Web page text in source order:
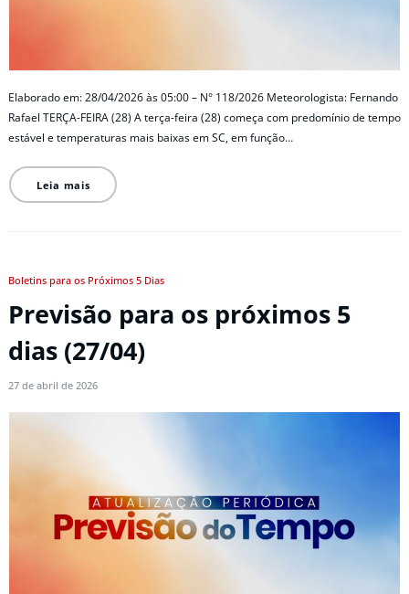
Elaborado em: 28/04/2026 às 05:00 – N° 118/2026 Meteorologista: Fernando
Rafael TERÇA-FEIRA (28) A terça-feira (28) começa com predomínio de tempo
estável e temperaturas mais baixas em SC, em função…
Leia mais
Boletins para os Próximos 5 Dias
Previsão para os próximos 5
dias (27/04)
27 de abril de 2026